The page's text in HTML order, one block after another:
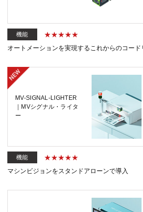
機能
オートメーションを実現するこれからのコード
MV-SIGNAL-LIGHTER
｜MVシグナル・ライタ
ー
機能
マシンビジョンをスタンドアローンで導入